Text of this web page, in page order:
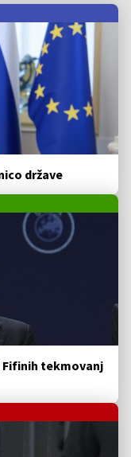
države
Fifinih tekmovanj